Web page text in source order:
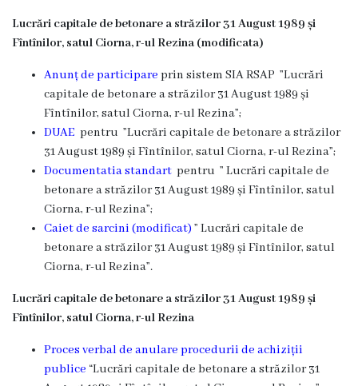
Lucrări capitale de betonare a străzilor 31 August 1989 și
Fîntînilor, satul Ciorna, r-ul Rezina (modificata)
Anunț de participare prin sistem SIA RSAP ”Lucrări
capitale de betonare a străzilor 31 August 1989 și
Fîntînilor, satul Ciorna, r-ul Rezina”;
DUAE pentru ”Lucrări capitale de betonare a străzilor
31 August 1989 și Fîntînilor, satul Ciorna, r-ul Rezina”;
Documentatia standart pentru ” Lucrări capitale de
betonare a străzilor 31 August 1989 și Fîntînilor, satul
Ciorna, r-ul Rezina”;
Caiet de sarcini (modificat) ” Lucrări capitale de
betonare a străzilor 31 August 1989 și Fîntînilor, satul
Ciorna, r-ul Rezina”.
Lucrări capitale de betonare a străzilor 31 August 1989 și
Fîntînilor, satul Ciorna, r-ul Rezina
Proces verbal de anulare procedurii de achiziții
publice “Lucrări capitale de betonare a străzilor 31